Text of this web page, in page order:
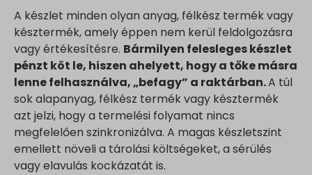
A készlet minden olyan anyag, félkész termék vagy
késztermék, amely éppen nem kerül feldolgozásra
vagy értékesítésre. Bármilyen felesleges készlet
pénzt köt le, hiszen ahelyett, hogy a tőke másra
lenne felhasználva, „befagy” a raktárban.A túl
sok alapanyag, félkész termék vagy késztermék
azt jelzi, hogy a termelési folyamat nincs
megfelelően szinkronizálva. A magas készletszint
emellett növeli a tárolási költségeket, a sérülés
vagy elavulás kockázatát is.